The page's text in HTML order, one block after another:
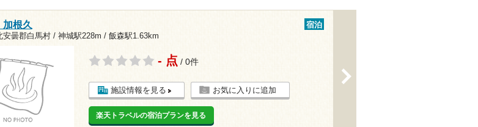
根久
安曇郡白馬村 / 神城駅228m / 飯森駅1.63km
宿泊
- 点 / 0件
施設情報を見る お気に入りに追加
楽天トラベルの宿泊プランを見る